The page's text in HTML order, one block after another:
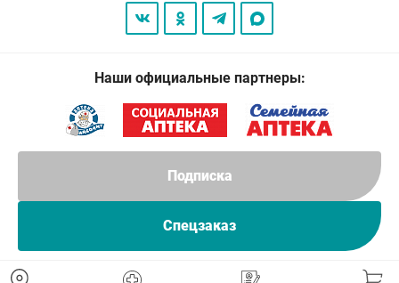
Подписка
Спецзаказ
Наши официальные партнеры: